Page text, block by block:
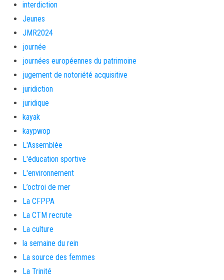
interdiction
Jeunes
JMR2024
journée
journées européennes du patrimoine
jugement de notoriété acquisitive
juridiction
juridique
kayak
kaypwop
L'Assemblée
L'éducation sportive
L'environnement
L’octroi de mer
La CFPPA
La CTM recrute
La culture
la semaine du rein
La source des femmes
La Trinité